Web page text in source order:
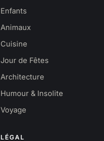
Enfants
Animaux
Cuisine
Jour de Fêtes
Architecture
Humour & Insolite
Voyage
LÉGAL